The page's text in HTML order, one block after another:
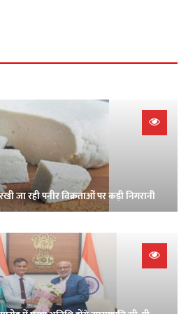
जा रही पनीर विक्रताओं पर कड़ी निगरानी